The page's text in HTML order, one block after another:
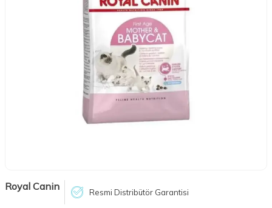
Royal Canin Resmi Distribütör Garantisi